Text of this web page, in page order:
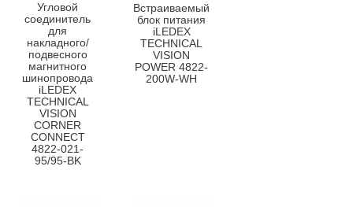
Угловой
соединитель
для
накладного/
подвесного
магнитного
шинопровода
iLEDEX
TECHNICAL
VISION
CORNER
CONNECT
4822-021-
95/95-BK
Встраиваемый
блок питания
iLEDEX
TECHNICAL
VISION
POWER 4822-
200W-WH